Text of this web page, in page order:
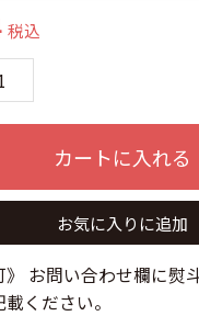
税込
カートに入れる
お気に入りに追加
》 お問い合わせ欄に熨
ください。